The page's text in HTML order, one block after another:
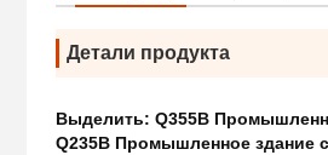
Детали продукта
Выделить: Q355B
Q235B Промышленное здание